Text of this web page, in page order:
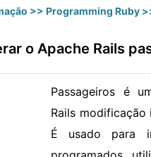
>> Programming Ruby
o Apache Rails
Passageiros é
Rails modificação
É usado para